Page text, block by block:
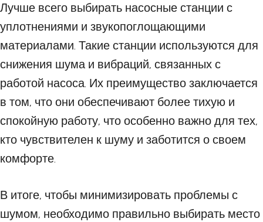
Лучше всего выбирать насосные станции с
уплотнениями и звукопоглощающими
материалами. Такие станции используются для
снижения шума и вибраций, связанных с
работой насоса. Их преимущество заключается
в том, что они обеспечивают более тихую и
спокойную работу, что особенно важно для тех,
кто чувствителен к шуму и заботится о своем
комфорте.
В итоге, чтобы минимизировать проблемы с
шумом, необходимо правильно выбирать место